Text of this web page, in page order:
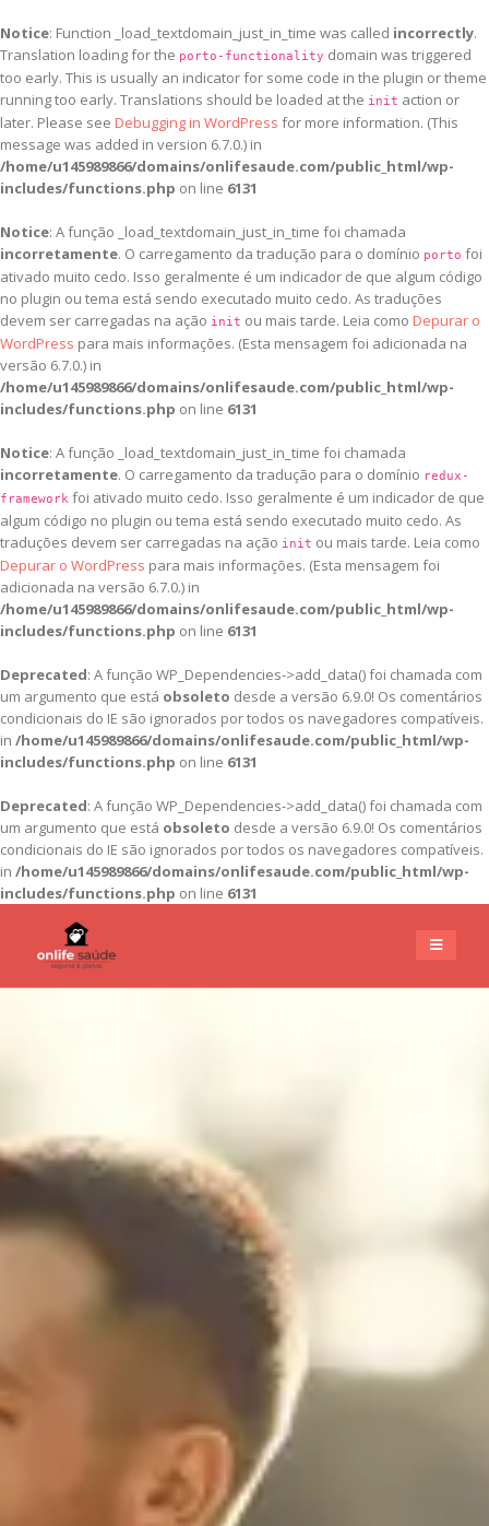
Notice: Function _load_textdomain_just_in_time was called incorrectly.
Translation loading for the porto-functionality domain was triggered
too early. This is usually an indicator for some code in the plugin or theme
running too early. Translations should be loaded at the init action or
later. Please see Debugging in WordPress for more information. (This
message was added in version 6.7.0.) in
/home/u145989866/domains/onlifesaude.com/public_html/wp-
includes/functions.php on line 6131
Notice: A função _load_textdomain_just_in_time foi chamada
incorretamente. O carregamento da tradução para o domínio porto foi
ativado muito cedo. Isso geralmente é um indicador de que algum código
no plugin ou tema está sendo executado muito cedo. As traduções
devem ser carregadas na ação init ou mais tarde. Leia como Depurar o
WordPress para mais informações. (Esta mensagem foi adicionada na
versão 6.7.0.) in
/home/u145989866/domains/onlifesaude.com/public_html/wp-
includes/functions.php on line 6131
Notice: A função _load_textdomain_just_in_time foi chamada
incorretamente. O carregamento da tradução para o domínio redux-
framework foi ativado muito cedo. Isso geralmente é um indicador de que
algum código no plugin ou tema está sendo executado muito cedo. As
traduções devem ser carregadas na ação init ou mais tarde. Leia como
Depurar o WordPress para mais informações. (Esta mensagem foi
adicionada na versão 6.7.0.) in
/home/u145989866/domains/onlifesaude.com/public_html/wp-
includes/functions.php on line 6131
Deprecated: A função WP_Dependencies->add_data() foi chamada com
um argumento que está obsoleto desde a versão 6.9.0! Os comentários
condicionais do IE são ignorados por todos os navegadores compatíveis.
in /home/u145989866/domains/onlifesaude.com/public_html/wp-
includes/functions.php on line 6131
Deprecated: A função WP_Dependencies->add_data() foi chamada com
um argumento que está obsoleto desde a versão 6.9.0! Os comentários
condicionais do IE são ignorados por todos os navegadores compatíveis.
in /home/u145989866/domains/onlifesaude.com/public_html/wp-
includes/functions.php on line 6131